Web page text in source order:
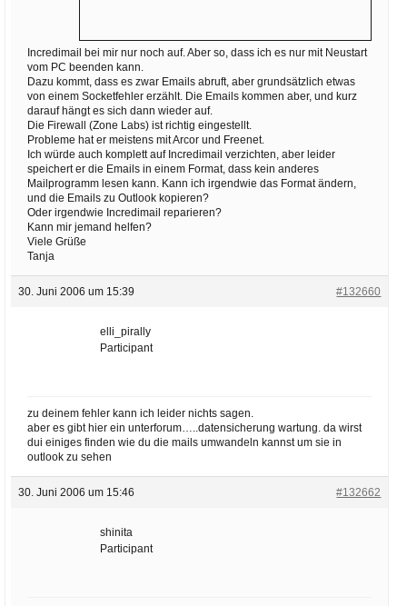
Incredimail bei mir nur noch auf. Aber so, dass ich es nur mit Neustart
vom PC beenden kann.
Dazu kommt, dass es zwar Emails abruft, aber grundsätzlich etwas
von einem Socketfehler erzählt. Die Emails kommen aber, und kurz
darauf hängt es sich dann wieder auf.
Die Firewall (Zone Labs) ist richtig eingestellt.
Probleme hat er meistens mit Arcor und Freenet.
Ich würde auch komplett auf Incredimail verzichten, aber leider
speichert er die Emails in einem Format, dass kein anderes
Mailprogramm lesen kann. Kann ich irgendwie das Format ändern,
und die Emails zu Outlook kopieren?
Oder irgendwie Incredimail reparieren?
Kann mir jemand helfen?
Viele Grüße
Tanja
30. Juni 2006 um 15:39 #132660
elli_pirally
Participant
zu deinem fehler kann ich leider nichts sagen.
aber es gibt hier ein unterforum…..datensicherung wartung. da wirst
dui einiges finden wie du die mails umwandeln kannst um sie in
outlook zu sehen
30. Juni 2006 um 15:46 #132662
shinita
Participant